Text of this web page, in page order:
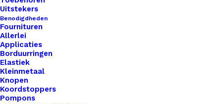
Uitstekers
Benodigdheden
Fournituren
Allerlei
Applicaties
Borduurringen
Elastiek
Kleinmetaal
Knopen
Koordstoppers
Pompons
€1,50